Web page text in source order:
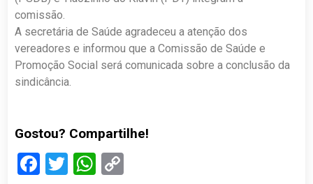
comissão.
A secretária de Saúde agradeceu a atenção dos
vereadores e informou que a Comissão de Saúde e
Promoção Social será comunicada sobre a conclusão da
sindicância.
Gostou? Compartilhe!
Facebook
TwitterWhatsApp